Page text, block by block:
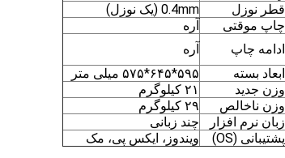
قطر نوزل
0.4mm (یک نوزل)
چاپ موقتی
آره
ادامه چاپ
آره
ابعاد بسته
۵۹۵*۶۴۵*۵۷۵ میلی متر
وزن جدید
۲۱ کیلوگرم
وزن ناخالص
۲۹ کیلوگرم
زبان نرم افزار
چند زبانی
پشتیبانی (OS) ویندوز، ایکس پی، مک